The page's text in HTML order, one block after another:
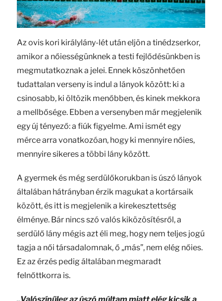
Az ovis kori királylány-lét után eljön a tinédzserkor,
amikor a nőiességünknek a testi fejlődésünkben is
megmutatkoznak a jelei. Ennek köszönhetően
tudattalan verseny is indul a lányok között: ki a
csinosabb, ki öltözik menőbben, és kinek mekkora
a mellbősége. Ebben a versenyben már megjelenik
egy új tényező: a fiúk figyelme. Ami ismét egy
mérce arra vonatkozóan, hogy ki mennyire nőies,
mennyire sikeres a többi lány között.
A gyermek és még serdülőkorukban is úszó lányok
általában hátrányban érzik magukat a kortársaik
között, és itt is megjelenik a kirekesztettség
élménye. Bár nincs szó valós kiközösítésről, a
serdülő lány mégis azt éli meg, hogy nem teljes jogú
tagja a női társadalomnak, ő „más”, nem elég nőies.
Ez az érzés pedig általában megmaradt
felnőttkorra is.